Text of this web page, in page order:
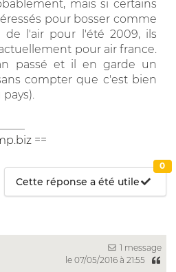
mais si certains
pour bosser comme
de l'air pour l'été 2009, ils
pour air france.
passé et il en garde un
compter que c'est bien
==
Cette réponse a été utile
0
1 message
le 07/05/2016 à 21:55